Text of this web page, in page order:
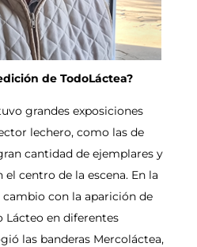
de TodoLáctea?
grandes exposiciones
lechero, como las de
cantidad de ejemplares y
el centro de la escena. En la
con la aparición de
Lácteo en diferentes
las banderas Mercoláctea,